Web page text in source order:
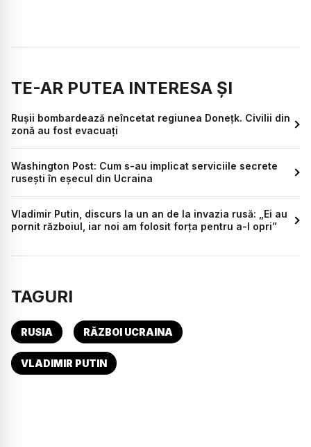
TE-AR PUTEA INTERESA ȘI
Rușii bombardează neîncetat regiunea Donețk. Civilii din
zonă au fost evacuați
Washington Post: Cum s-au implicat serviciile secrete
rusești în eșecul din Ucraina
Vladimir Putin, discurs la un an de la invazia rusă: „Ei au
pornit războiul, iar noi am folosit forța pentru a-l opri”
TAGURI
RUSIA RĂZBOI UCRAINA
VLADIMIR PUTIN